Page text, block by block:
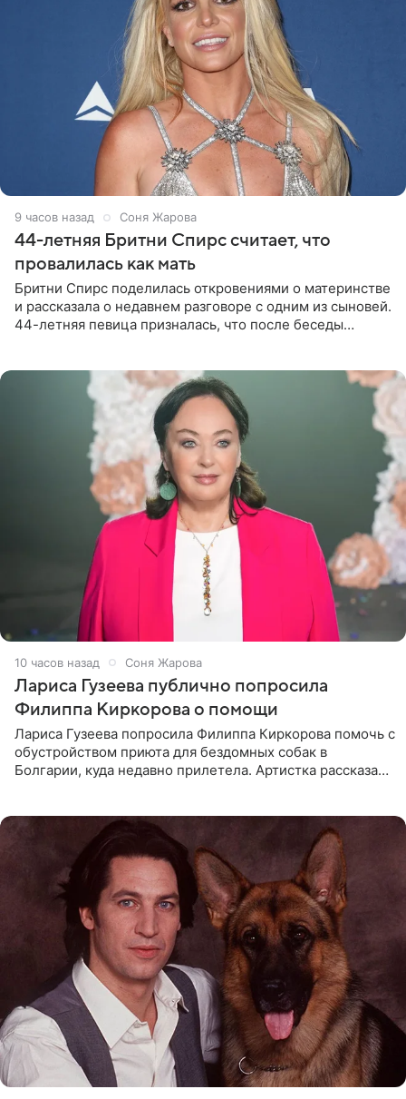
9 часов назад Соня Жарова
44-летняя Бритни Спирс считает, что
провалилась как мать
Бритни Спирс поделилась откровениями о материнстве
и рассказала о недавнем разговоре с одним из сыновей.
44-летняя певица призналась, что после беседы
10 часов назад Соня Жарова
Лариса Гузеева публично попросила
Филиппа Киркорова о помощи
Лариса Гузеева попросила Филиппа Киркорова помочь с
обустройством приюта для бездомных собак в
Болгарии, куда недавно прилетела. Артистка рассказала